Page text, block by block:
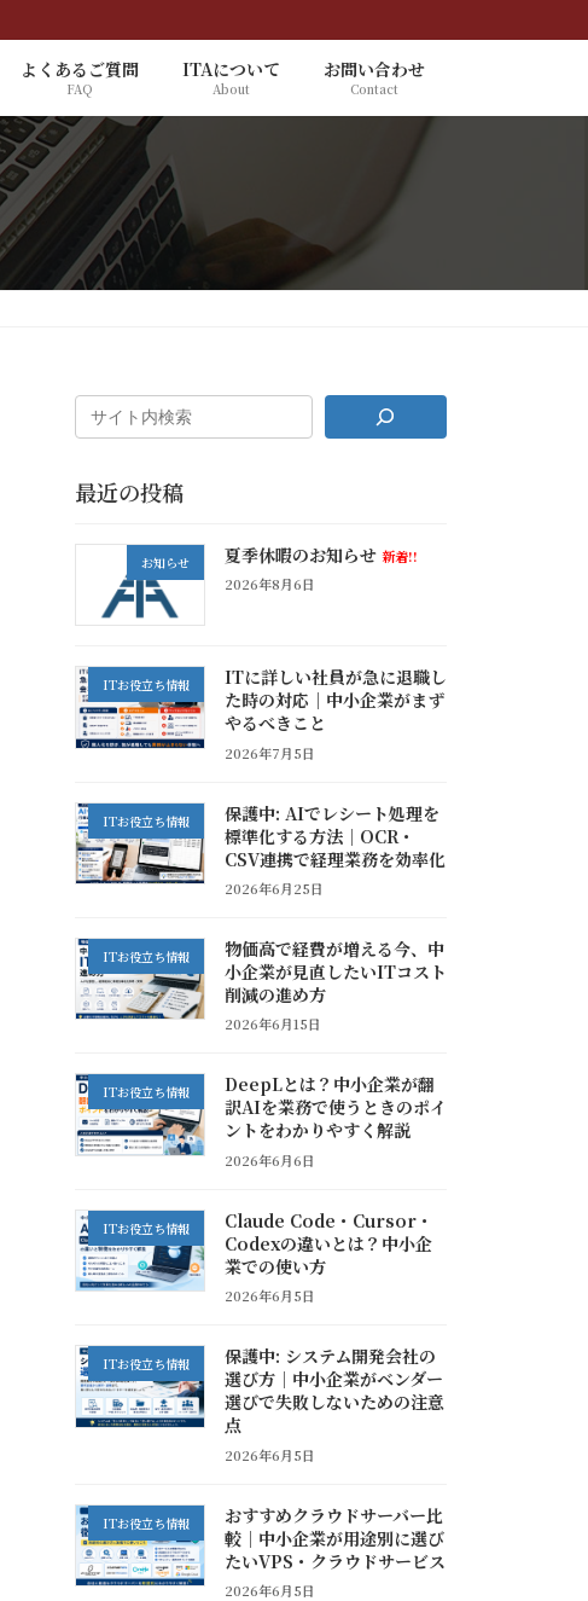
よくあるご質問
FAQ
ITAについて
About
お問い合わせ
Contact
最近の投稿
お知らせ 夏季休暇のお知らせ 新着!!
2026年8月6日
ITお役立ち情報
ITに詳しい社員が急に退職し
た時の対応｜中小企業がまず
やるべきこと
2026年7月5日
ITお役立ち情報
保護中: AIでレシート処理を
標準化する方法｜OCR・
CSV連携で経理業務を効率化
2026年6月25日
ITお役立ち情報
物価高で経費が増える今、中
小企業が見直したいITコスト
削減の進め方
2026年6月15日
ITお役立ち情報
DeepLとは？中小企業が翻
訳AIを業務で使うときのポイ
ントをわかりやすく解説
2026年6月6日
ITお役立ち情報
Claude Code・Cursor・
Codexの違いとは？中小企
業での使い方
2026年6月5日
ITお役立ち情報
保護中: システム開発会社の
選び方｜中小企業がベンダー
選びで失敗しないための注意
点
2026年6月5日
ITお役立ち情報
おすすめクラウドサーバー比
較｜中小企業が用途別に選び
たいVPS・クラウドサービス
2026年6月5日